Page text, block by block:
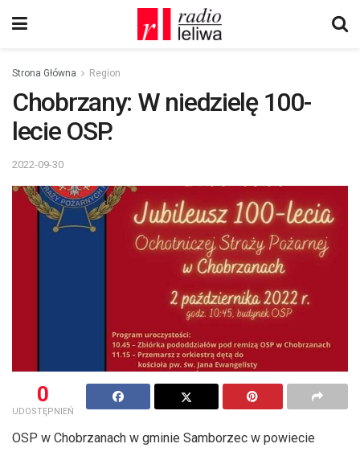
Strona Główna Region
Chobrzany: W niedzielę 100-
lecie OSP.
2022-09-30
0
UDOSTĘPNIEŃ
OSP w Chobrzanach w gminie Samborzec w powiecie